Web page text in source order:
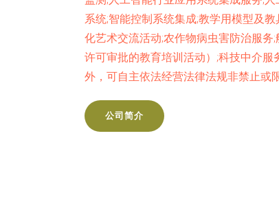
系统;智能控制系统集成;教学用模型及
化艺术交流活动;农作物病虫害防治服
许可审批的教育培训活动）;科技中介
外，可自主依法经营法律法规非禁止或
公司简介